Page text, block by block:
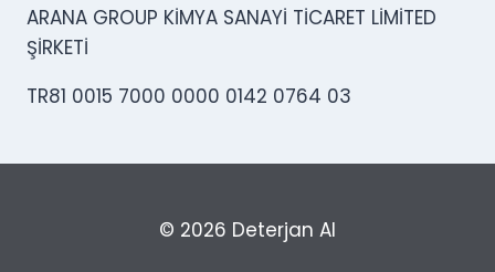
ARANA GROUP KİMYA SANAYİ TİCARET LİMİTED
ŞİRKETİ
TR81 0015 7000 0000 0142 0764 03
© 2026 Deterjan Al